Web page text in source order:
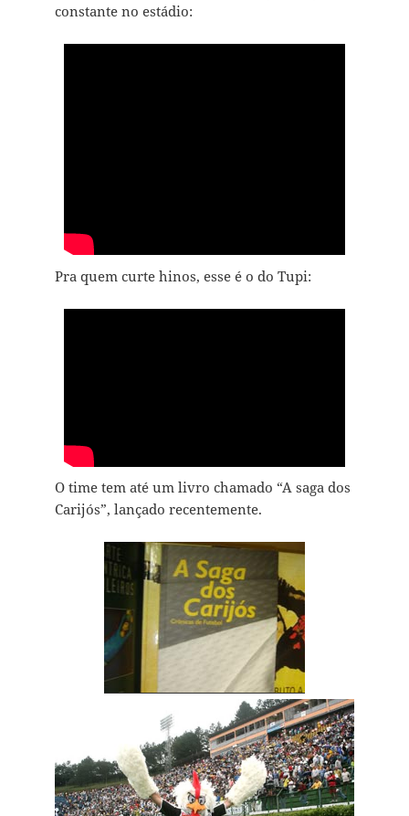
constante no estádio:
Pra quem curte hinos, esse é o do Tupi:
O time tem até um livro chamado “A saga dos
Carijós”, lançado recentemente.